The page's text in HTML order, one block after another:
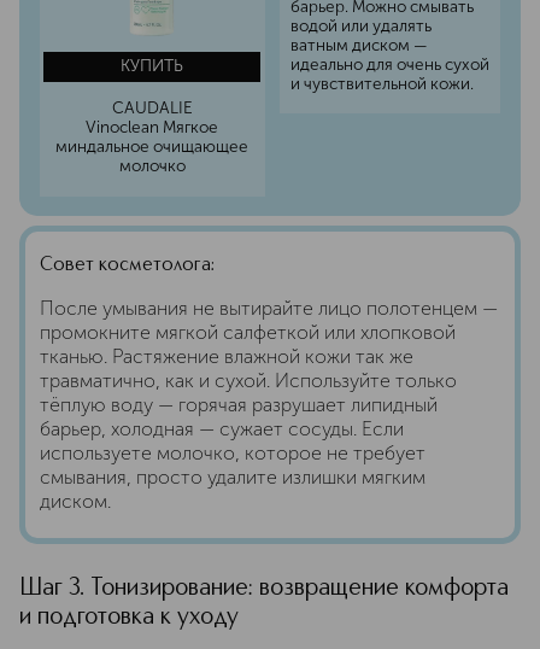
КУПИТЬ
CAUDALIE
Vinoclean Мягкое
миндальное очищающее
молочко
барьер. Можно смывать
водой или удалять
ватным диском —
идеально для очень сухой
и чувствительной кожи.
Совет косметолога:
После умывания не вытирайте лицо полотенцем —
промокните мягкой салфеткой или хлопковой
тканью. Растяжение влажной кожи так же
травматично, как и сухой. Используйте только
тёплую воду — горячая разрушает липидный
барьер, холодная — сужает сосуды. Если
используете молочко, которое не требует
смывания, просто удалите излишки мягким
диском.
Шаг 3. Тонизирование: возвращение комфорта
и подготовка к уходу